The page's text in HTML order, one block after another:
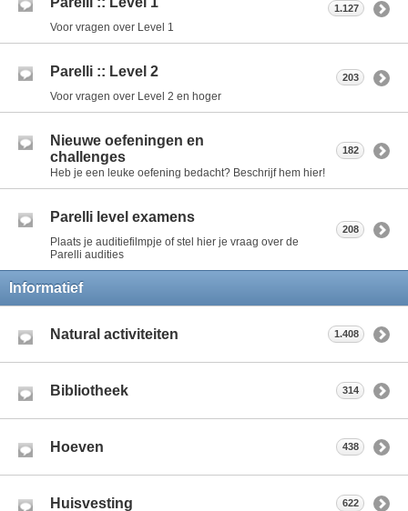
Voor vragen over Level 1
1.127
Parelli :: Level 2
Voor vragen over Level 2 en hoger
203
Nieuwe oefeningen en
challenges
Heb je een leuke oefening bedacht? Beschrijf hem hier!
182
Parelli level examens
Plaats je auditiefilmpje of stel hier je vraag over de
Parelli audities
208
Informatief
Natural activiteiten 1.408
Bibliotheek 314
Hoeven 438
Huisvesting 622